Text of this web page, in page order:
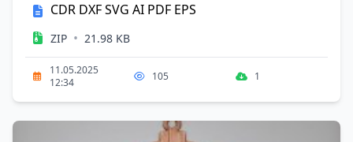
CDR DXFSVG AI PDF EPS
ZIP • 21.98 KB
11.05.2025
12:34
105 1